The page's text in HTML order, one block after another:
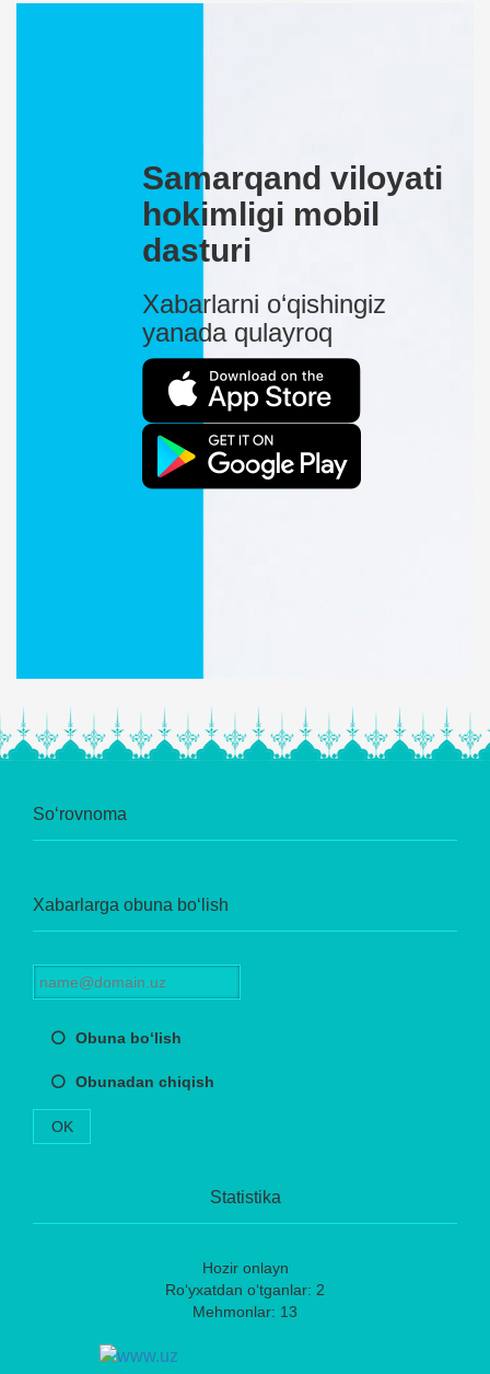
Samarqand viloyati
hokimligi mobil
dasturi
Xabarlarni o‘qishingiz
yanada qulayroq
So‘rovnoma
Xabarlarga obuna bo‘lish
Obuna bo‘lish
Obunadan chiqish
OK
Statistika
Hozir onlayn
Ro‘yxatdan o‘tganlar: 2
Mehmonlar: 13